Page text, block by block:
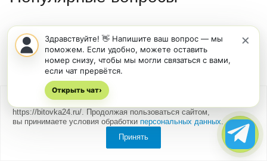
Какой максимальный размер
модульного здания можно
построить?
Технически ограничений нет — можем построить здание
любой площади. Реализовывали проекты до 500 м². Для
очень крупных объектов (1000+ м²) рекомендуем
комбинацию модульных блоков с легкими
металлоконструкциями. Оптимальный диапазон для
используем cookiesдля быстрой и удобной работы сайта
https://bitovka24.ru/. Продолжая пользоваться сайтом,
вы принимаете условия обработки персональных данных.
Принять
×
Здравствуйте! 👋 Напишите ваш вопрос — мы
поможем. Если удобно, можете оставить
номер снизу, чтобы мы могли связаться с вами,
если чат прервётся.
Открыть чат›